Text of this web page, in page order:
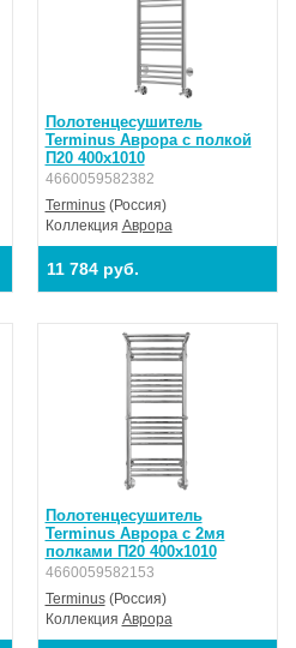
Полотенцесушитель
Terminus Аврора с полкой
П20 400х1010
4660059582382
Terminus(Россия)
Коллекция Аврора
11 784 руб.
Полотенцесушитель
Terminus Аврора с 2мя
полками П20 400х1010
4660059582153
Terminus(Россия)
Коллекция Аврора